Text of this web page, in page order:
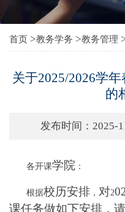
首页 >教务学务 >教务管理
关于2025/2026学
的
发布时间：2025-
各开课学院 ：
根据校历安排 ， 对2
课任务做如下安排，